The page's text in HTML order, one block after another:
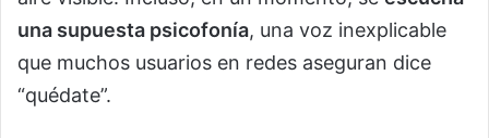
una supuesta psicofonía, una voz inexplicable
que muchos usuarios en redes aseguran dice
“quédate”.